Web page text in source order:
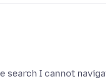
search I cannot